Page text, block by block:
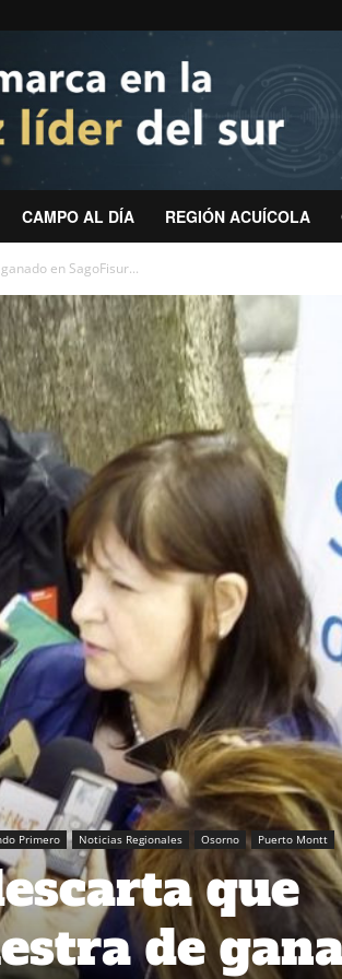
CAMPO AL DÍA REGIÓN ACUÍCOLA
en SagoFisur...
Primero Noticias Regionales Osorno Puerto Montt
que
de